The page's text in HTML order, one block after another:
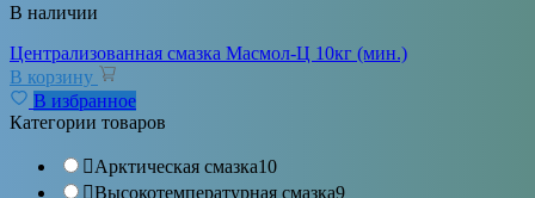
В наличии
Централизованная смазка Масмол-Ц 10кг (мин.)
В корзину
В избранное
Категории товаров
Арктическая смазка10
Высокотемпературная смазка9